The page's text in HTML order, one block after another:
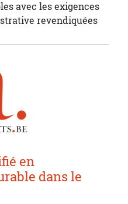
avec les exigences
revendiquées
en
dans le